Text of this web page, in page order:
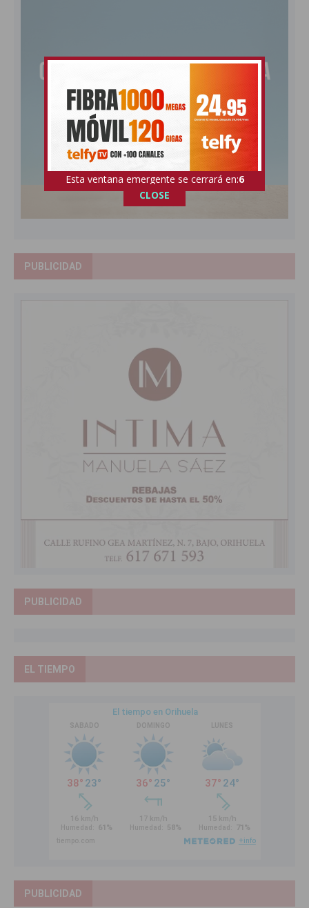
PUBLICIDAD
PUBLICIDAD
EL TIEMPO
PUBLICIDAD
Esta ventana emergente se cerrará en:5
CLOSE